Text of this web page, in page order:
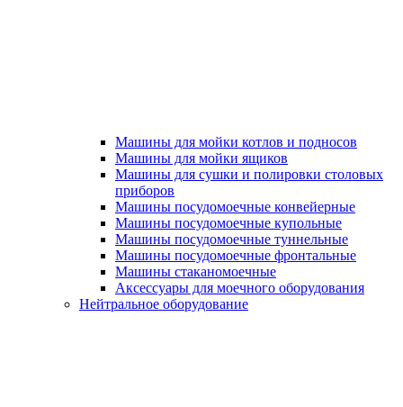
Машины для мойки котлов и подносов
Машины для мойки ящиков
Машины для сушки и полировки столовых
приборов
Машины посудомоечные конвейерные
Машины посудомоечные купольные
Машины посудомоечные туннельные
Машины посудомоечные фронтальные
Машины стаканомоечные
Аксессуары для моечного оборудования
Нейтральное оборудование